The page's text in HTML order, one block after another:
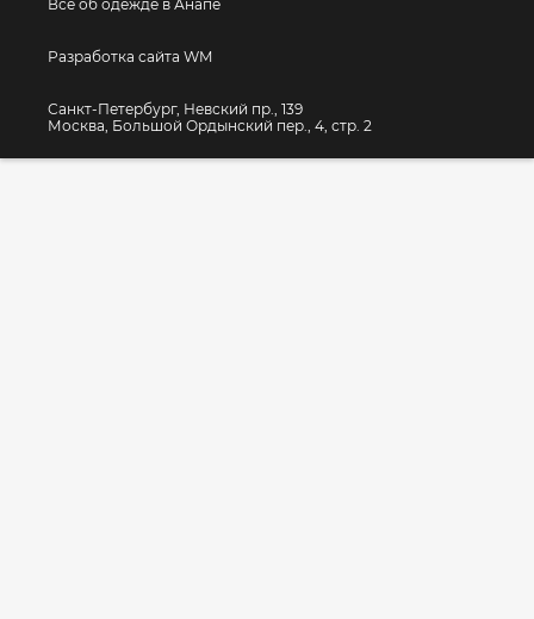
Все об одежде в Анапе
Разработка сайта WM
Санкт-Петербург, Невский пр., 139
Москва, Большой Ордынский пер., 4, стр. 2